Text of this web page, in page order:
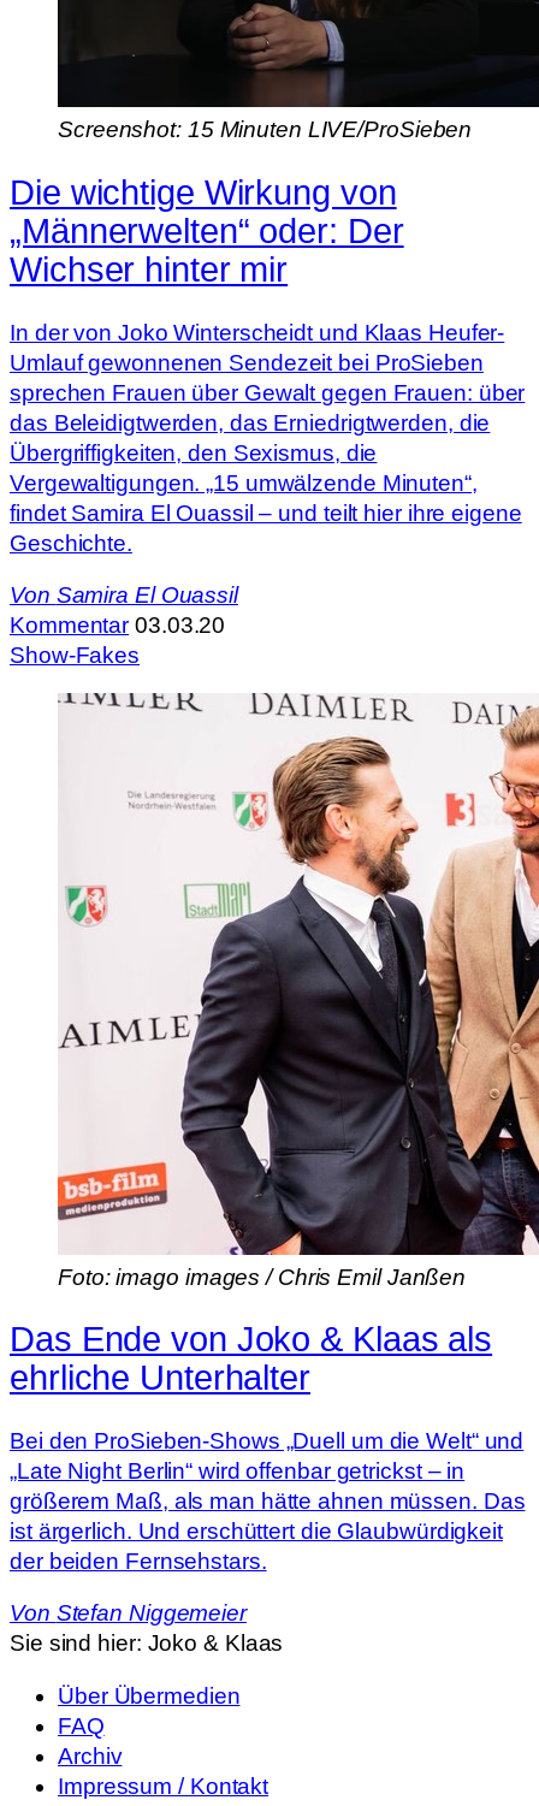
Screenshot: 15 Minuten LIVE/ProSieben
Die wichtige Wirkung von
„Männerwelten“ oder: Der
Wichser hinter mir
In der von Joko Winterscheidt und Klaas Heufer-
Umlauf gewonnenen Sendezeit bei ProSieben
sprechen Frauen über Gewalt gegen Frauen: über
das Beleidigtwerden, das Erniedrigtwerden, die
Übergriffigkeiten, den Sexismus, die
Vergewaltigungen. „15 umwälzende Minuten“,
findet Samira El Ouassil – und teilt hier ihre eigene
Geschichte.
Von Samira El Ouassil
Kommentar 03.03.20
Show-Fakes
Foto: imago images / Chris Emil Janßen
Das Ende von Joko & Klaas als
ehrliche Unterhalter
Bei den ProSieben-Shows „Duell um die Welt“ und
„Late Night Berlin“ wird offenbar getrickst – in
größerem Maß, als man hätte ahnen müssen. Das
ist ärgerlich. Und erschüttert die Glaubwürdigkeit
der beiden Fernsehstars.
Von Stefan Niggemeier
Sie sind hier: Joko & Klaas
Über Übermedien
FAQ
Archiv
Impressum / Kontakt